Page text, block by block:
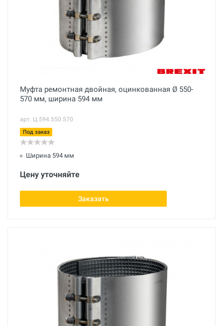
Муфта ремонтная двойная, оцинкованная Ø 550-
570 мм, ширина 594 мм
арт. Ц.594.550.570
Под заказ
Ширина 594 мм
Цену уточняйте
Заказать